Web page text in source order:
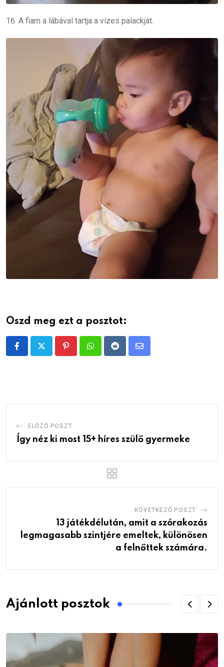
16. A fiam a lábával tartja a vizes palackját.
Oszd meg ezt a posztot:
PinterestWhatsappRedditShare
ELŐZŐ POSZT
Így néz ki most 15+ híres szülő gyermeke
KÖVETKEZŐ POSZT
13 játékdélután, amit a szórakozás
legmagasabb szintjére emeltek, különösen
a felnőttek számára.
Ajánlott posztok